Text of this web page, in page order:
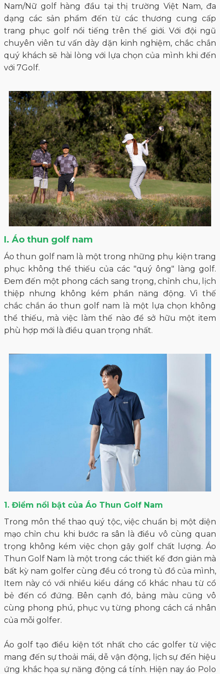
Nam/Nữ golf hàng đầu tại thị trường Việt Nam, đa
dạng các sản phẩm đến từ các thương cung cấp
trang phục golf nổi tiếng trên thế giới. Với đội ngũ
chuyên viên tư vấn dày dặn kinh nghiệm, chắc chắn
quý khách sẽ hài lòng với lựa chọn của mình khi đến
với 7Golf.
I. Áo thun golf nam
Áo thun golf nam là một trong những phụ kiện trang
phục không thể thiếu của các "quý ông" làng golf.
Đem đến một phong cách sang trọng, chỉnh chu, lịch
thiệp nhưng không kém phần năng động. Vì thế
chắc chắn áo thun golf nam là một lựa chọn không
thể thiếu, mà việc làm thế nào để sở hữu một item
phù hợp mới là điều quan trọng nhất.
1. Điểm nổi bật của Áo Thun Golf Nam
Trong môn thể thao quý tộc, việc chuẩn bị một diện
mạo chỉn chu khi bước ra sân là điều vô cùng quan
trọng không kém việc chọn gậy golf chất lượng. Áo
Thun Golf Nam là một trong các thiết kế đơn giản mà
bất kỳ nam golfer cùng đều có trong tủ đồ của mình,
Item này có với nhiều kiểu dáng cổ khác nhau từ cổ
bẻ đến cổ đứng. Bên cạnh đó, bảng màu cũng vô
cùng phong phú, phục vụ từng phong cách cá nhân
của mỗi golfer.
Áo golf tạo điều kiện tốt nhất cho các golfer từ việc
mang đến sự thoải mái, dễ vận động, lịch sự đến hiệu
ứng khắc họa sự năng động cá tính. Hiện nay áo Polo